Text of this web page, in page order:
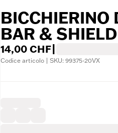
BICCHIERINO
BAR & SHIELD
14,00 CHF
Codice articolo | SKU: 99375-20VX